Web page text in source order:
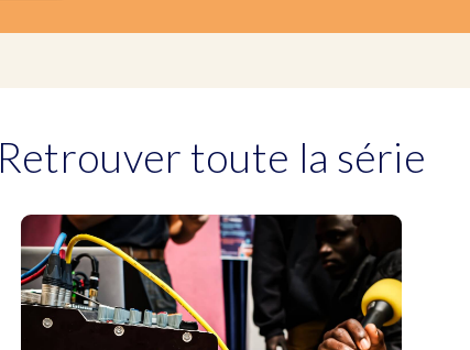
Retrouver toute la série